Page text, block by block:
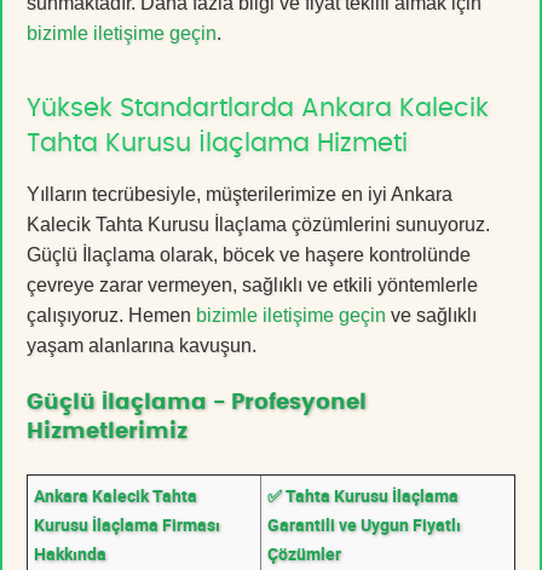
bizimle iletişime geçin.
Yüksek Standartlarda Ankara Kalecik
Tahta Kurusu İlaçlama Hizmeti
Yılların tecrübesiyle, müşterilerimize en iyi Ankara
Kalecik Tahta Kurusu İlaçlama çözümlerini sunuyoruz.
Güçlü İlaçlama olarak, böcek ve haşere kontrolünde
çevreye zarar vermeyen, sağlıklı ve etkili yöntemlerle
çalışıyoruz. Hemen bizimle iletişime geçin ve sağlıklı
yaşam alanlarına kavuşun.
Güçlü İlaçlama - Profesyonel
Hizmetlerimiz
Ankara Kalecik Tahta
Kurusu İlaçlama Firması
Hakkında
✅ Tahta Kurusu İlaçlama
Garantili ve Uygun Fiyatlı
Çözümler